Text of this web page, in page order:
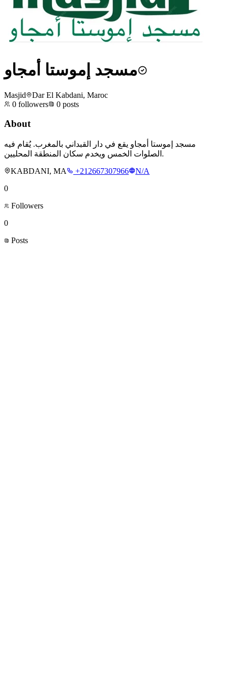
مسجد إموستا أمجاو
Masjid
Dar El Kabdani, Maroc
0 followers 0 posts
About
مسجد إموستا أمجاو يقع في دار القبداني بالمغرب. يُقام فيه
الصلوات الخمس ويخدم سكان المنطقة المحليين.
KABDANI, MA
+212667307966
N/A
0
Followers
0
Posts